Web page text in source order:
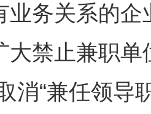
业务关系的
大禁止兼职单
消“兼任领导